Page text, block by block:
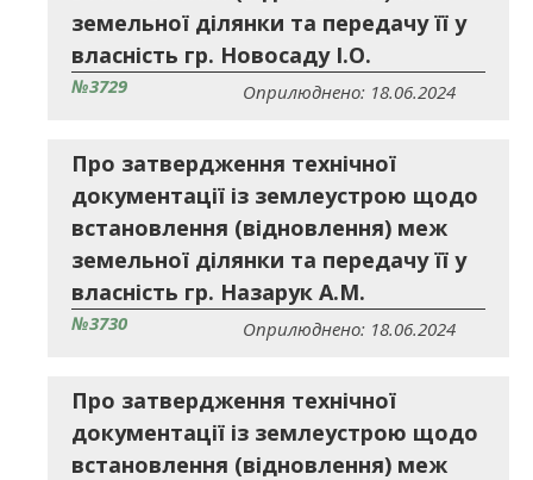
земельної ділянки та передачу її у
власність гр. Новосаду І.О.
№3729 Оприлюднено: 18.06.2024
Про затвердження технічної
документації із землеустрою щодо
встановлення (відновлення) меж
земельної ділянки та передачу її у
власність гр. Назарук А.М.
№3730 Оприлюднено: 18.06.2024
Про затвердження технічної
документації із землеустрою щодо
встановлення (відновлення) меж